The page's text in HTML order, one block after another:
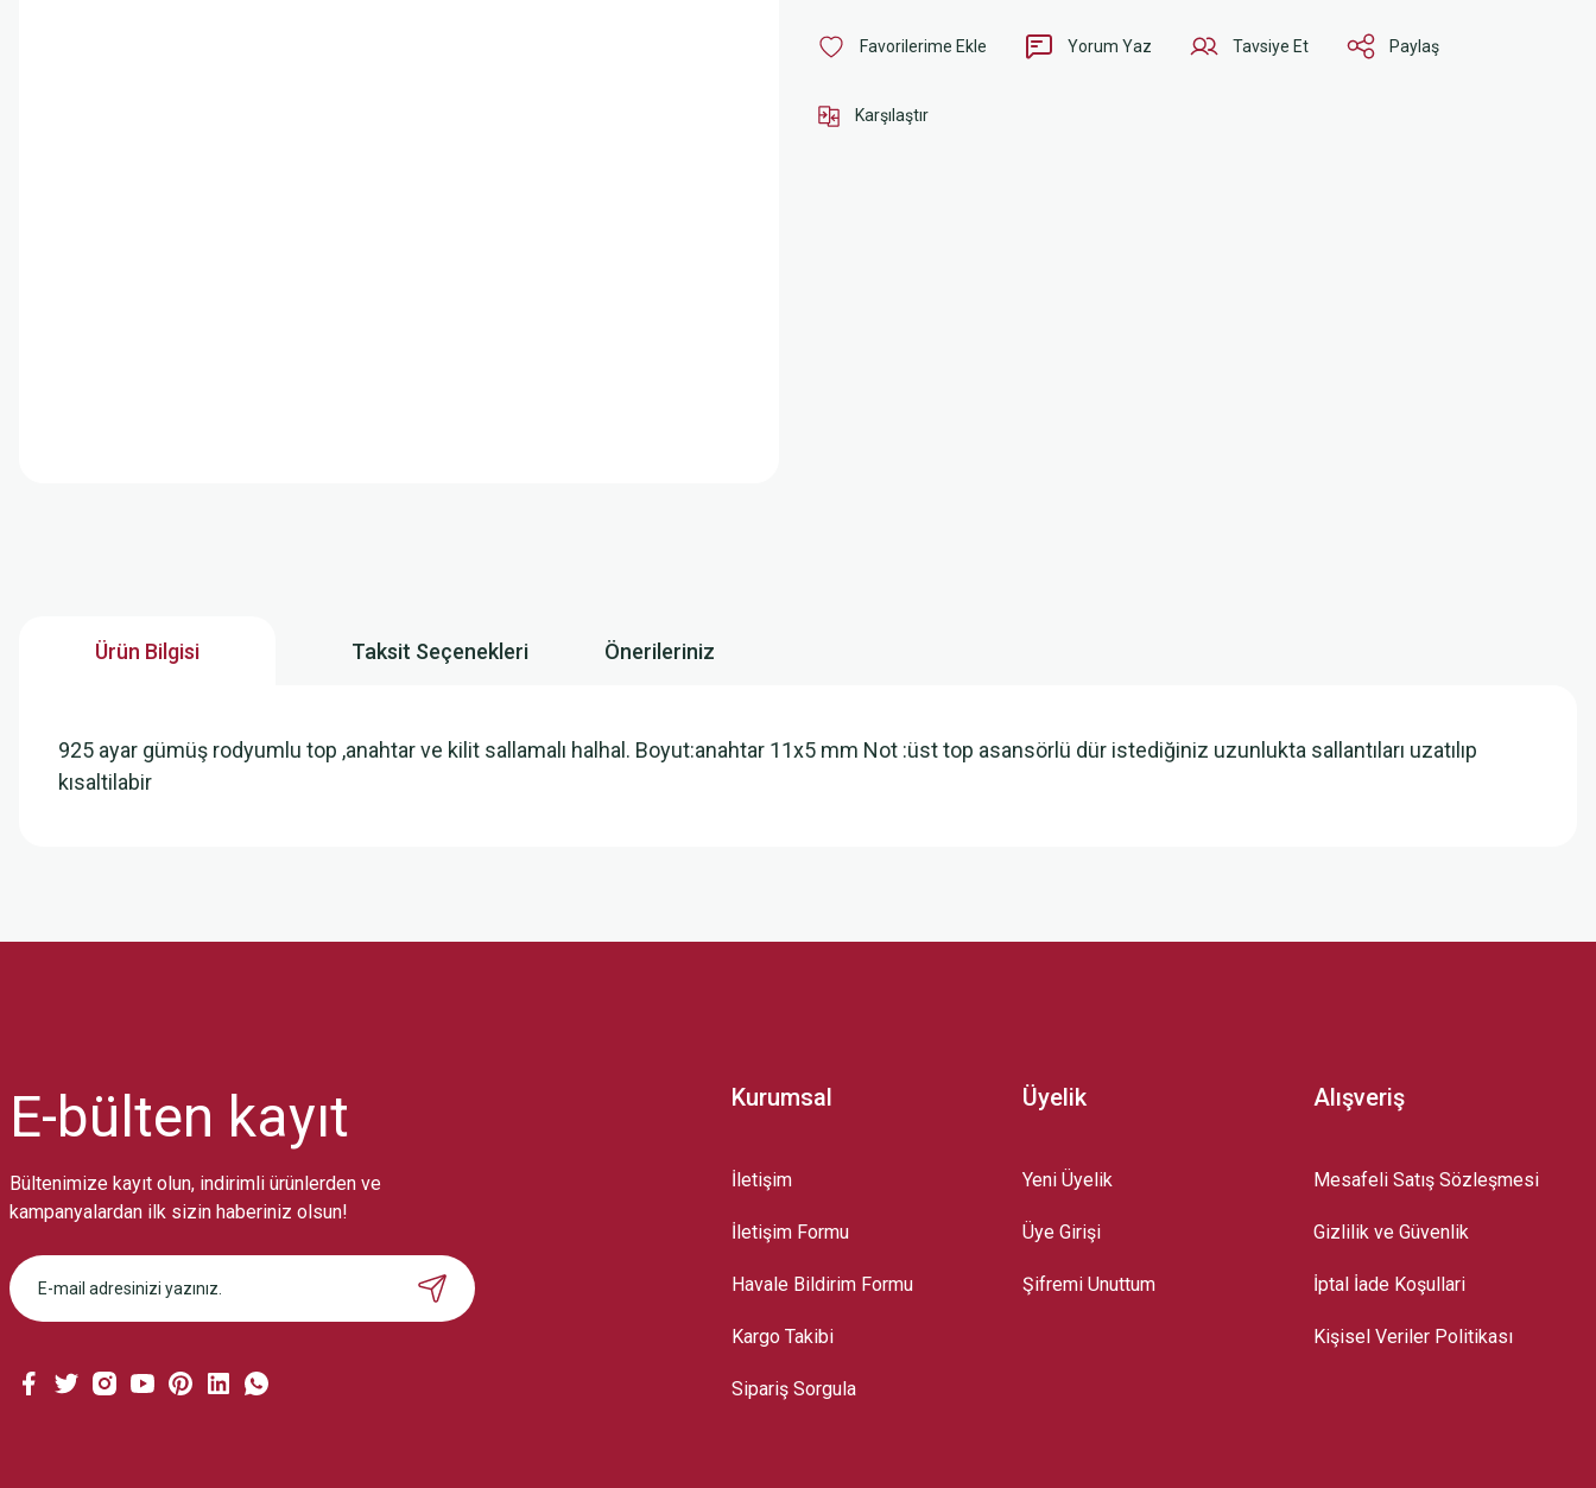
Yorum Yaz Tavsiye Et Paylaş
Karşılaştır
Ürün Bilgisi Taksit Seçenekleri Önerileriniz
925 ayar gümüş rodyumlu top ,anahtar ve kilit sallamalı halhal. Boyut:anahtar 11x5 mm Not :üst top asansörlü dür istediğiniz uzunlukta sallantıları uzatılıp
kısaltilabir
Bu ürüne benzer farklı alternatifler olmalı.
Gönder
E-bülten kayıt
Bültenimize kayıt olun, indirimli ürünlerden ve
kampanyalardan ilk sizin haberiniz olsun!
Kurumsal
İletişim
İletişim Formu
Havale Bildirim Formu
Kargo Takibi
Sipariş Sorgula
Üyelik
Yeni Üyelik
Üye Girişi
Şifremi Unuttum
Alışveriş
Mesafeli Satış Sözleşmesi
Gizlilik ve Güvenlik
İptal İade Koşullari
Kişisel Veriler Politikası